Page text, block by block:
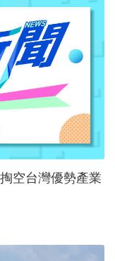
空台灣優勢產業